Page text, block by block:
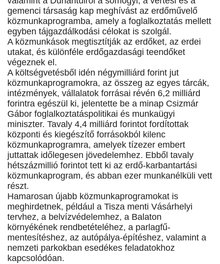
gemenci társaság kap meghívást az erdőművelő
közmunkaprogramba, amely a foglalkoztatás mellett
egyben tájgazdálkodási célokat is szolgál.
A közmunkások megtisztítják az erdőket, az erdei
utakat, és különféle erdőgazdasági teendőket
végeznek el.
A költségvetésből idén négymilliárd forint jut
közmunkaprogramokra, az összeg az egyes tárcák,
intézmények, vállalatok forrásai révén 6,2 milliárd
forintra egészül ki, jelentette be a minap Csizmár
Gábor foglalkoztatáspolitikai és munkaügyi
miniszter. Tavaly 4,4 milliárd forintot fordítottak
központi és kiegészítő forrásokból kilenc
közmunkaprogramra, amelyek tízezer embert
juttattak időlegesen jövedelemhez. Ebből tavaly
hétszázmillió forintot tett ki az erdő-karbantartási
közmunkaprogram, és abban ezer munkanélküli vett
részt.
Hamarosan újabb közmunkaprogramokat is
meghirdetnek, például a Tisza menti Vásárhelyi
tervhez, a belvízvédelemhez, a Balaton
környékének rendbetételéhez, a parlagfű-
mentesítéshez, az autópálya-építéshez, valamint a
nemzeti parkokban esedékes feladatokhoz
kapcsolódóan.